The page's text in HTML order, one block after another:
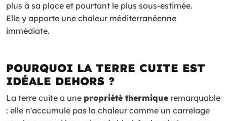
plus à sa place et pourtant le plus sous-estimée.
Elle y apporte une chaleur méditerranéenne
immédiate.
POURQUOI LA TERRE CUITE EST
IDÉALE DEHORS ?
La terre cuite a une propriété thermique remarquable
: elle n'accumule pas la chaleur comme un carrelage